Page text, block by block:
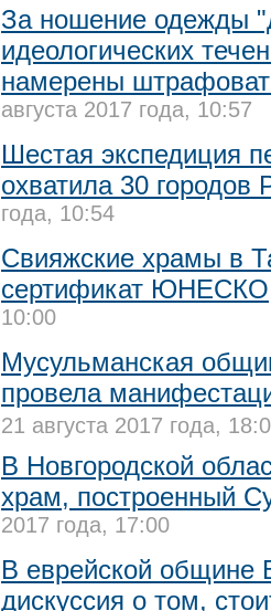
За ношение одежды
идеологических
намерены
августа 2017 года, 10:57
Шестая экспедиция
охватила 30 городов
года, 10:54
Свияжские храмы в
сертификат ЮНЕСКО
10:00
Мусульманская
провела
21 августа 2017 года,
В Новгородской
храм, построенный
2017 года, 17:00
В еврейской общине
дискуссия о том,